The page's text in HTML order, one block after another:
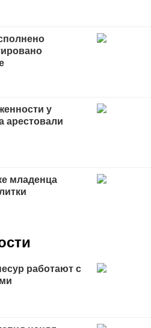
у
арестовали
младенца
работают с